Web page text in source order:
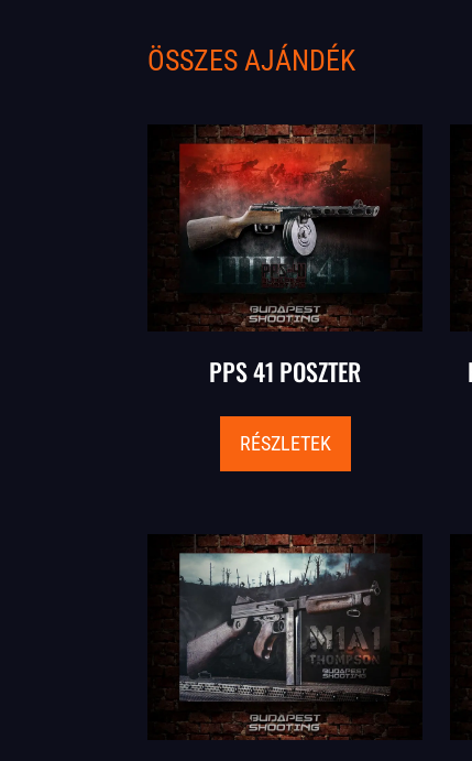
ÖSSZES AJÁNDÉK
PPS 41 POSZTER
RÉSZLETEK